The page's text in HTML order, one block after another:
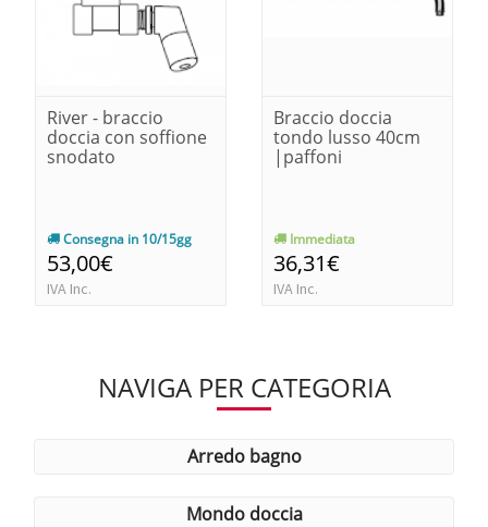
River - braccio
doccia con soffione
snodato
Consegna in 10/15gg
53,00€
IVA Inc.
Braccio doccia
tondo lusso 40cm
|paffoni
Immediata
36,31€
IVA Inc.
NAVIGA PER CATEGORIA
arredo bagno
mondo doccia